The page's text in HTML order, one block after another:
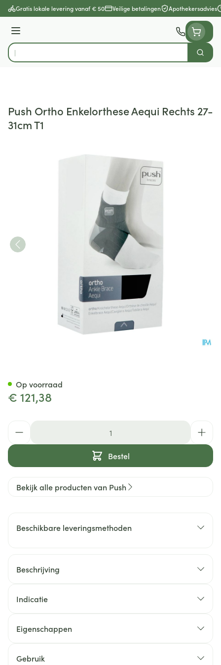
Ga naar de inhoud
Gratis lokale levering vanaf € 50 Veilige betalingen Apothekersadvies
Menu
Product, merk, categorie...
Zoek
Push Ortho Enkelorthese Aequi Rechts 27-
31cm T1
€ 121,38
Bestel
Op voorraad
Bekijk alle producten van Push
Beschikbare leveringsmethoden
Beschrijving
Indicatie
Eigenschappen
Gebruik